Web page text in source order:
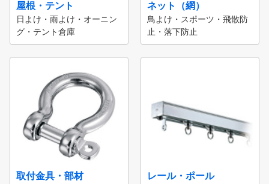
屋根・テント
日よけ・雨よけ・オーニン
グ・テント倉庫
ネット（網）
鳥よけ・スポーツ・飛散防
止・落下防止
取付金具・部材 レール・ポール